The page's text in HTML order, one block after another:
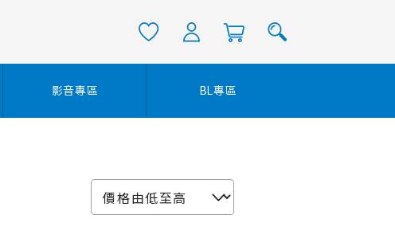
影音專區 BL專區